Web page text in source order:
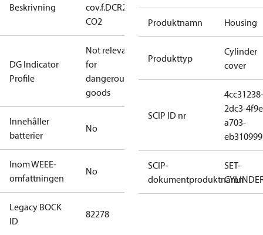
Beskrivning
cov.f.DCR22
CO2
DG Indicator
Profile
Not relevant
for
dangerous
goods
Innehåller
batterier
No
Inom WEEE-
omfattningen
No
Legacy BOCK
ID
82278
Produktnamn Housing
Produkttyp
Cylinder
cover
SCIP ID nr
4cc31238-
2dc3-
a703-
SCIP-
dokumentproduktnamn
SET-